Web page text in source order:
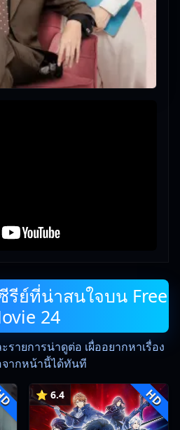
ย์ที่น่าสนใจบน Free
24
รายการน่าดูต่อ เผื่ออยากหาเรื่อง
ากหน้านี้ได้ทันที
⭐ 6.4 HD